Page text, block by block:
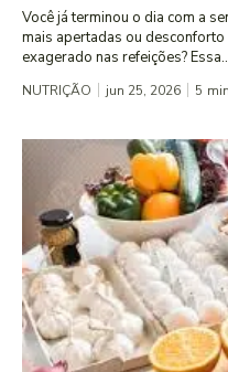
Você já terminou o dia com a
mais apertadas ou
exagerado nas refeições?
NUTRIÇÃO jun 25, 2026 5